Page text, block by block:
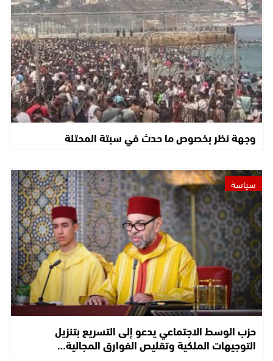
وجهة نظر بخصوص ما حدث في سبتة المحتلة
سياسة
حزب الوسط الاجتماعي يدعو إلى التسريع بتنزيل
التوجيهات الملكية وتقليص الفوارق المجالية…